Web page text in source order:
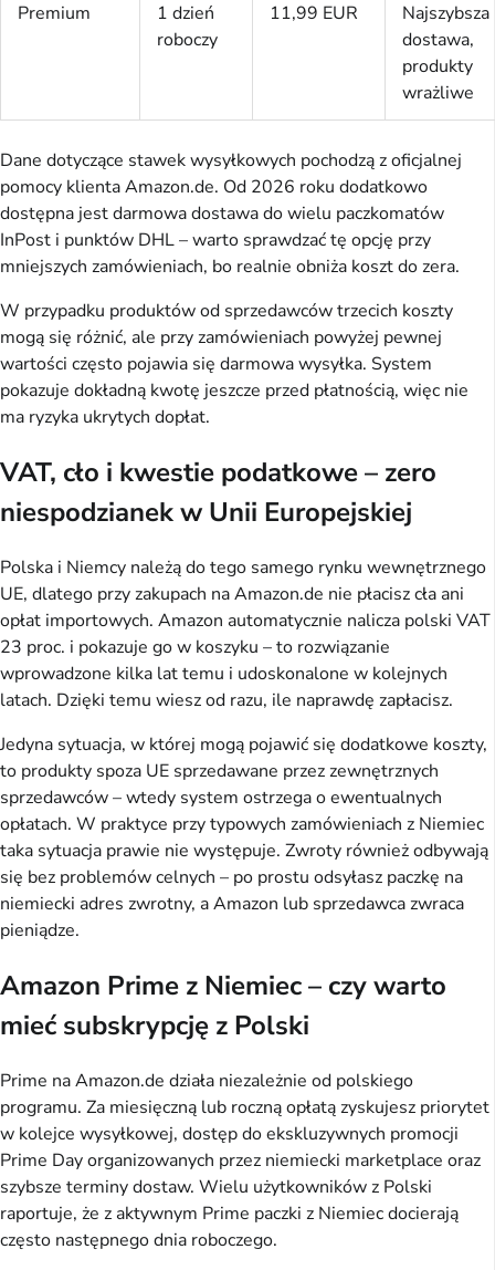
Premium
1 dzień
roboczy
11,99 EUR
Najszybsza
dostawa,
produkty
wrażliwe
Dane dotyczące stawek wysyłkowych pochodzą z oficjalnej
pomocy klienta Amazon.de. Od 2026 roku dodatkowo
dostępna jest darmowa dostawa do wielu paczkomatów
InPost i punktów DHL – warto sprawdzać tę opcję przy
mniejszych zamówieniach, bo realnie obniża koszt do zera.
W przypadku produktów od sprzedawców trzecich koszty
mogą się różnić, ale przy zamówieniach powyżej pewnej
wartości często pojawia się darmowa wysyłka. System
pokazuje dokładną kwotę jeszcze przed płatnością, więc nie
ma ryzyka ukrytych dopłat.
VAT, cło i kwestie podatkowe – zero
niespodzianek w Unii Europejskiej
Polska i Niemcy należą do tego samego rynku wewnętrznego
UE, dlatego przy zakupach na Amazon.de nie płacisz cła ani
opłat importowych. Amazon automatycznie nalicza polski VAT
23 proc. i pokazuje go w koszyku – to rozwiązanie
wprowadzone kilka lat temu i udoskonalone w kolejnych
latach. Dzięki temu wiesz od razu, ile naprawdę zapłacisz.
Jedyna sytuacja, w której mogą pojawić się dodatkowe koszty,
to produkty spoza UE sprzedawane przez zewnętrznych
sprzedawców – wtedy system ostrzega o ewentualnych
opłatach. W praktyce przy typowych zamówieniach z Niemiec
taka sytuacja prawie nie występuje. Zwroty również odbywają
się bez problemów celnych – po prostu odsyłasz paczkę na
niemiecki adres zwrotny, a Amazon lub sprzedawca zwraca
pieniądze.
Amazon Prime z Niemiec – czy warto
mieć subskrypcję z Polski
Prime na Amazon.de działa niezależnie od polskiego
programu. Za miesięczną lub roczną opłatą zyskujesz priorytet
w kolejce wysyłkowej, dostęp do ekskluzywnych promocji
Prime Day organizowanych przez niemiecki marketplace oraz
szybsze terminy dostaw. Wielu użytkowników z Polski
raportuje, że z aktywnym Prime paczki z Niemiec docierają
często następnego dnia roboczego.